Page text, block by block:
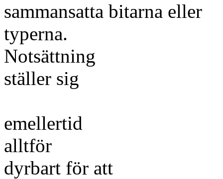
sammansatta bitarna eller
typerna.
Notsättning
ställer sig
emellertid
alltför
dyrbart för att